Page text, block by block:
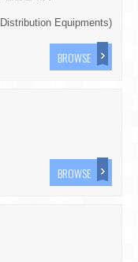
Equipments)
BROWSE
BROWSE